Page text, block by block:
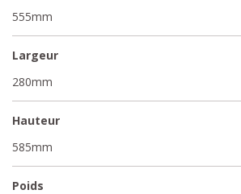
555mm
Largeur
280mm
Hauteur
585mm
Poids